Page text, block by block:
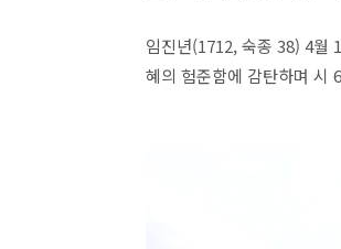
임진년(1712, 숙종 38) 4월
혜의 험준함에 감탄하며 시